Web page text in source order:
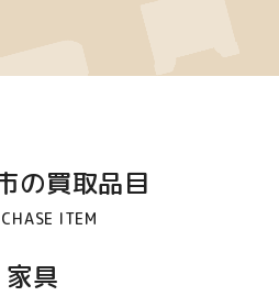
の買取品目
ITEM
家具